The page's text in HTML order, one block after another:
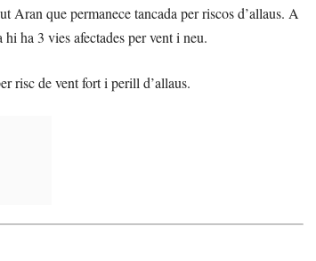
que permanece tancada per riscos d’allaus. A
ha 3 vies afectades per vent i neu.
risc de vent fort i perill d’allaus.